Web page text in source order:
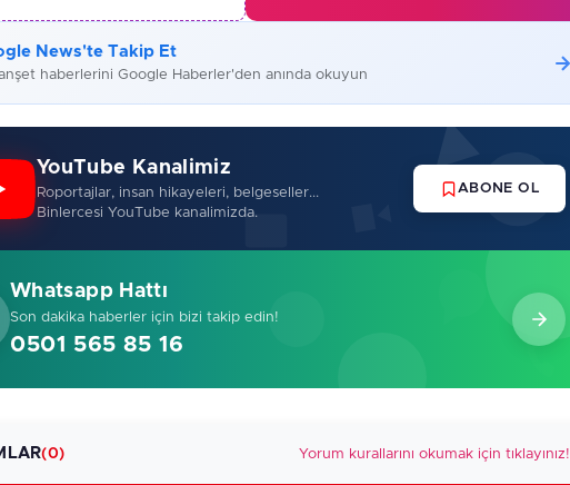
News'te Takip Et
haberlerini Google Haberler'den anında okuyun
YouTube Kanalimiz
Roportajlar, insan hikayeleri, belgeseller...
Binlercesi YouTube kanalimizda.
ABONE OL
Whatsapp Hattı
Son dakika haberler için bizi takip edin!
0501 565 85 16
(0) Yorum kurallarını okumak için tıklayınız!